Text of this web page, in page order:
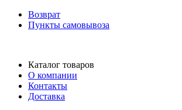
Возврат
Пункты самовывоза
Каталог товаров
О компании
Контакты
Доставка